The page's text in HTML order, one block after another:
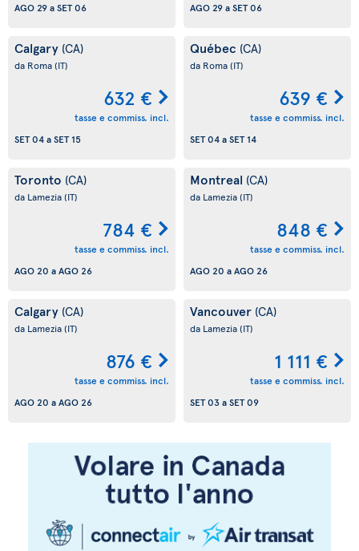
AGO 29aSET 06
AGO 29aSET 06
Calgary (CA)
da Roma(IT)
632 €
tasse e commiss. incl.
SET 04aSET 15
Québec (CA)
da Roma(IT)
639 €
tasse e commiss. incl.
SET 04aSET 14
Toronto (CA)
da Lamezia(IT)
784 €
tasse e commiss. incl.
AGO 20 aAGO 26
Montreal (CA)
da Lamezia(IT)
848 €
tasse e commiss. incl.
AGO 20 aAGO 26
Calgary (CA)
da Lamezia(IT)
876 €
tasse e commiss. incl.
AGO 20 aAGO 26
Vancouver (CA)
da Lamezia(IT)
1 111 €
tasse e commiss. incl.
SET 03aSET 09